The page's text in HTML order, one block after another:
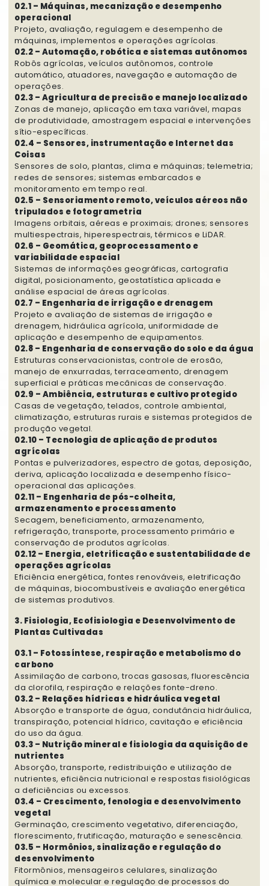
02.1 – Máquinas, mecanização e desempenho
operacional
Projeto, avaliação, regulagem e desempenho de
máquinas, implementos e operações agrícolas.
02.2 – Automação, robótica e sistemas autônomos
Robôs agrícolas, veículos autônomos, controle
automático, atuadores, navegação e automação de
operações.
02.3 – Agricultura de precisão e manejo localizado
Zonas de manejo, aplicação em taxa variável, mapas
de produtividade, amostragem espacial e intervenções
sítio-específicas.
02.4 – Sensores, instrumentação e Internet das
Coisas
Sensores de solo, plantas, clima e máquinas; telemetria;
redes de sensores; sistemas embarcados e
monitoramento em tempo real.
02.5 – Sensoriamento remoto, veículos aéreos não
tripulados e fotogrametria
Imagens orbitais, aéreas e proximais; drones; sensores
multiespectrais, hiperespectrais, térmicos e LiDAR.
02.6 – Geomática, geoprocessamento e
variabilidade espacial
Sistemas de informações geográficas, cartografia
digital, posicionamento, geostatística aplicada e
análise espacial de áreas agrícolas.
02.7 – Engenharia de irrigação e drenagem
Projeto e avaliação de sistemas de irrigação e
drenagem, hidráulica agrícola, uniformidade de
aplicação e desempenho de equipamentos.
02.8 – Engenharia de conservação do solo e da água
Estruturas conservacionistas, controle de erosão,
manejo de enxurradas, terraceamento, drenagem
superficial e práticas mecânicas de conservação.
02.9 – Ambiência, estruturas e cultivo protegido
Casas de vegetação, telados, controle ambiental,
climatização, estruturas rurais e sistemas protegidos de
produção vegetal.
02.10 – Tecnologia de aplicação de produtos
agrícolas
Pontas e pulverizadores, espectro de gotas, deposição,
deriva, aplicação localizada e desempenho físico-
operacional das aplicações.
02.11 – Engenharia de pós-colheita,
armazenamento e processamento
Secagem, beneficiamento, armazenamento,
refrigeração, transporte, processamento primário e
conservação de produtos agrícolas.
02.12 – Energia, eletrificação e sustentabilidade de
operações agrícolas
Eficiência energética, fontes renováveis, eletrificação
de máquinas, biocombustíveis e avaliação energética
de sistemas produtivos.
3. Fisiologia, Ecofisiologia e Desenvolvimento de
Plantas Cultivadas
03.1 – Fotossíntese, respiração e metabolismo do
carbono
Assimilação de carbono, trocas gasosas, fluorescência
da clorofila, respiração e relações fonte-dreno.
03.2 – Relações hídricas e hidráulica vegetal
Absorção e transporte de água, condutância hidráulica,
transpiração, potencial hídrico, cavitação e eficiência
do uso da água.
03.3 – Nutrição mineral e fisiologia da aquisição de
nutrientes
Absorção, transporte, redistribuição e utilização de
nutrientes, eficiência nutricional e respostas fisiológicas
a deficiências ou excessos.
03.4 – Crescimento, fenologia e desenvolvimento
vegetal
Germinação, crescimento vegetativo, diferenciação,
florescimento, frutificação, maturação e senescência.
03.5 – Hormônios, sinalização e regulação do
desenvolvimento
Fitormônios, mensageiros celulares, sinalização
química e molecular e regulação de processos do